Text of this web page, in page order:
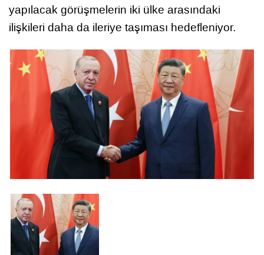
yapılacak görüşmelerin iki ülke arasındaki
ilişkileri daha da ileriye taşıması hedefleniyor.